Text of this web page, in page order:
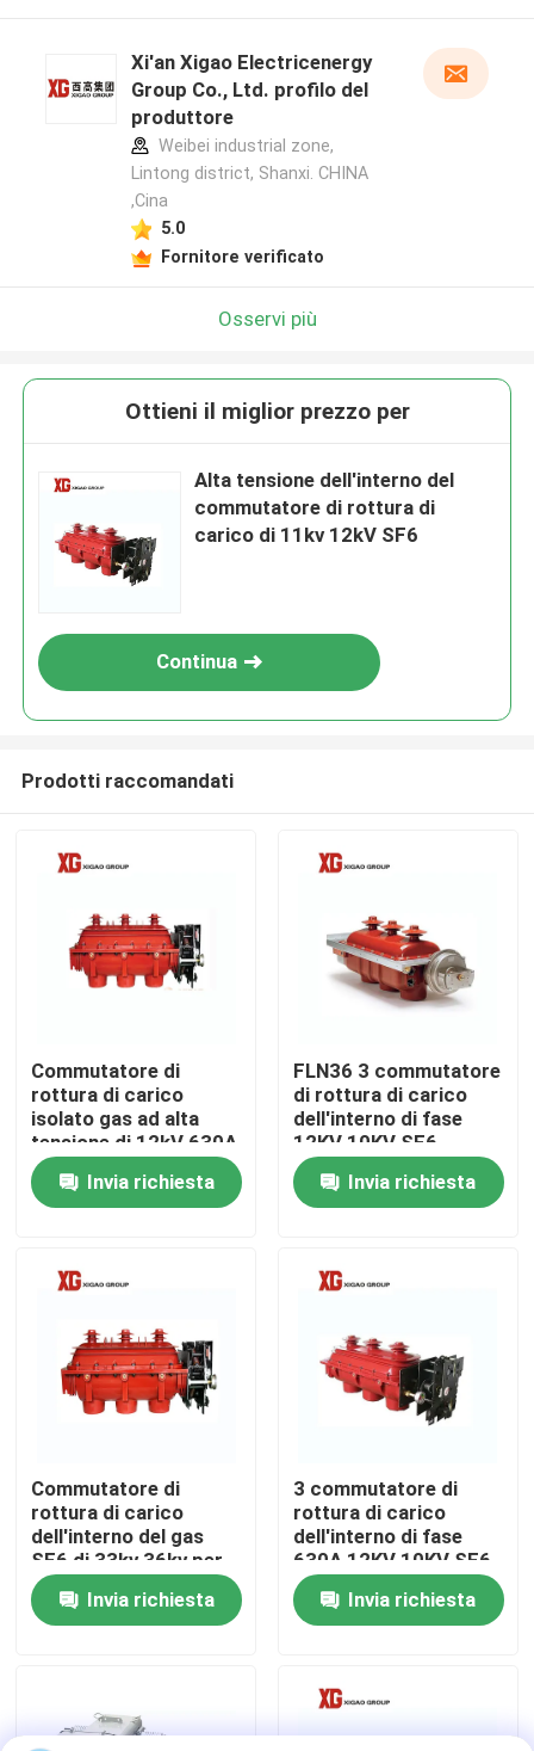
Prodotti
Circa noi
Giro della fabbrica
Controllo di qualità
Richieda una citazione
Commutatore di rottura di carico dell'aria
Apparecchiatura elettrica di comando di distribuzione
Xi'an Xigao Electricenergy
Group Co., Ltd. profilo del
produttore
Weibei industrial zone,
Lintong district, Shanxi. CHINA
,Cina
5.0
Fornitore verificato
Osservi più
Ottieni il miglior prezzo per
Alta tensione dell'interno del
commutatore di rottura di
carico di 11kv 12kV SF6
Continua
Prodotti raccomandati
Commutatore di
rottura di carico
isolato gas ad alta
tensione di 12kV 630A
SF6 libbre
Invia richiesta
FLN36 3 commutatore
di rottura di carico
dell'interno di fase
12KV 10KV SF6
Invia richiesta
Commutatore di
rottura di carico
dell'interno del gas
SF6 di 33kv 36kv per
distribuzione
secondariaInvia richiesta
3 commutatore di
rottura di carico
dell'interno di fase
630A 12KV 10KV SF6
libbre
Invia richiesta